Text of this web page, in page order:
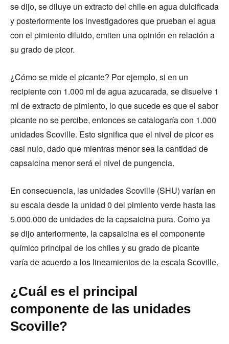
se dijo, se diluye un extracto del chile en agua dulcificada
y posteriormente los investigadores que prueban el agua
con el pimiento diluido, emiten una opinión en relación a
su grado de picor.
¿Cómo se mide el picante? Por ejemplo, si en un
recipiente con 1.000 ml de agua azucarada, se disuelve 1
ml de extracto de pimiento, lo que sucede es que el sabor
picante no se percibe, entonces se catalogaría con 1.000
unidades Scoville. Esto significa que el nivel de picor es
casi nulo, dado que mientras menor sea la cantidad de
capsaicina menor será el nivel de pungencia.
En consecuencia, las unidades Scoville (SHU) varían en
su escala desde la unidad 0 del pimiento verde hasta las
5.000.000 de unidades de la capsaicina pura. Como ya
se dijo anteriormente, la capsaicina es el componente
químico principal de los chiles y su grado de picante
varía de acuerdo a los lineamientos de la escala Scoville.
¿Cuál es el principal
componente de las unidades
Scoville?